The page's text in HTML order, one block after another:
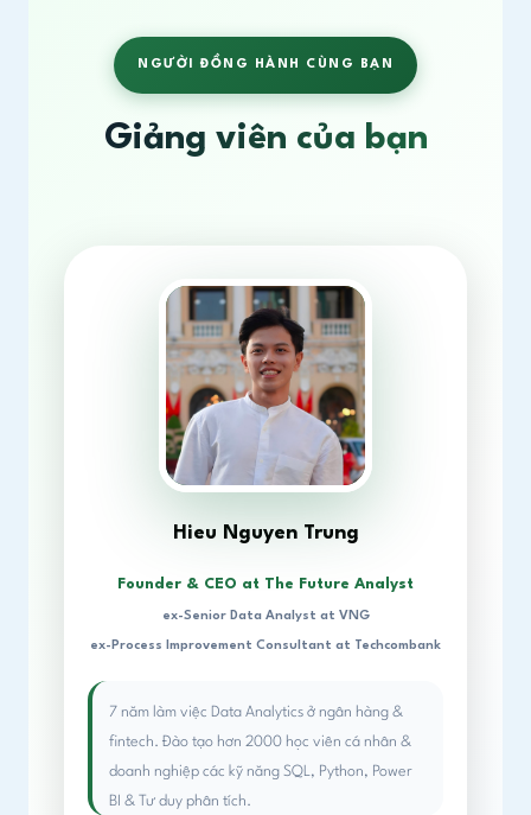
NGƯỜI ĐỒNG HÀNH CÙNG BẠN
Giảng viên của bạn
Hieu Nguyen Trung
Founder & CEO at The Future Analyst
ex-Senior Data Analyst at VNG
ex-Process Improvement Consultant at Techcombank
7 năm làm việc Data Analytics ở ngân hàng &
fintech. Đào tạo hơn 2000 học viên cá nhân &
doanh nghiệp các kỹ năng SQL, Python, Power
BI & Tư duy phân tích.